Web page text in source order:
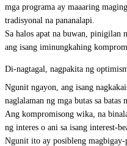
mga programa ay maaaring
tradisyonal na pananalapi.
Sa halos apat na buwan, pinigilan
ang isang iminungkahing
Di-nagtagal, nagpakita ng
Ngunit ngayon, ang isang
naglalaman ng mga butas sa
Ang kompromisong wika, na
ng interes o ani sa isang interest-
Ngunit ito ay posibleng magbigay-